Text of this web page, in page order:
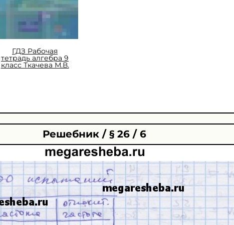
ГДЗ Рабочая
тетрадь алгебра 9
класс Ткачева М.В.
Решебник / § 26 / 6